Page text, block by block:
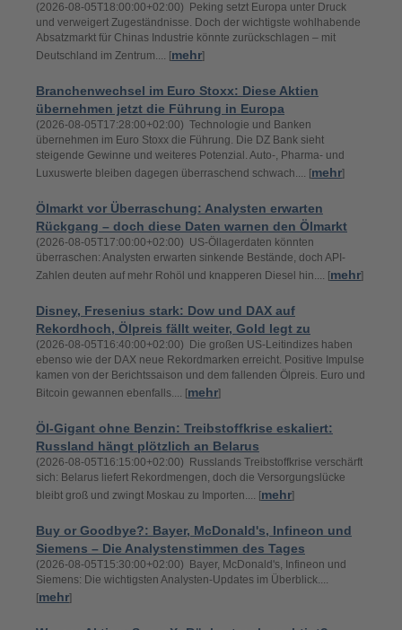
(2026-08-05T18:00:00+02:00) Peking setzt Europa unter Druck
und verweigert Zugeständnisse. Doch der wichtigste wohlhabende
Absatzmarkt für Chinas Industrie könnte zurückschlagen – mit
Deutschland im Zentrum.... [mehr]
Branchenwechsel im Euro Stoxx: Diese Aktien
übernehmen jetzt die Führung in Europa
(2026-08-05T17:28:00+02:00) Technologie und Banken
übernehmen im Euro Stoxx die Führung. Die DZ Bank sieht
steigende Gewinne und weiteres Potenzial. Auto-, Pharma- und
Luxuswerte bleiben dagegen überraschend schwach.... [mehr]
Ölmarkt vor Überraschung: Analysten erwarten
Rückgang – doch diese Daten warnen den Ölmarkt
(2026-08-05T17:00:00+02:00) US-Öllagerdaten könnten
überraschen: Analysten erwarten sinkende Bestände, doch API-
Zahlen deuten auf mehr Rohöl und knapperen Diesel hin.... [mehr]
Disney, Fresenius stark: Dow und DAX auf
Rekordhoch, Ölpreis fällt weiter, Gold legt zu
(2026-08-05T16:40:00+02:00) Die großen US-Leitindizes haben
ebenso wie der DAX neue Rekordmarken erreicht. Positive Impulse
kamen von der Berichtssaison und dem fallenden Ölpreis. Euro und
Bitcoin gewannen ebenfalls.... [mehr]
Öl-Gigant ohne Benzin: Treibstoffkrise eskaliert:
Russland hängt plötzlich an Belarus
(2026-08-05T16:15:00+02:00) Russlands Treibstoffkrise verschärft
sich: Belarus liefert Rekordmengen, doch die Versorgungslücke
bleibt groß und zwingt Moskau zu Importen.... [mehr]
Buy or Goodbye?: Bayer, McDonald's, Infineon und
Siemens – Die Analystenstimmen des Tages
(2026-08-05T15:30:00+02:00) Bayer, McDonald's, Infineon und
Siemens: Die wichtigsten Analysten-Updates im Überblick....
[mehr]